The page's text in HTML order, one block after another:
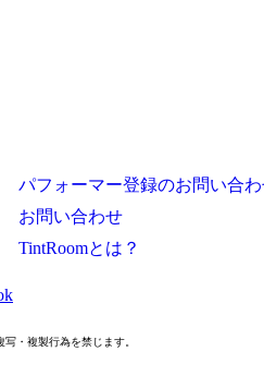
パフォーマー登録のお問い合
お問い合わせ
TintRoomとは？
・複製行為を禁じます。